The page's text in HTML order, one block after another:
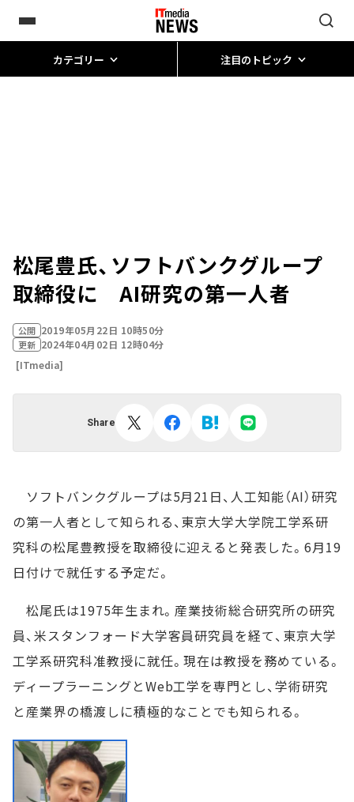
カテゴリー 注目のトピック
松尾豊氏、ソフトバンクグループ
取締役に AI研究の第一人者
公開 2019年05月22日 10時50分
更新 2024年04月02日 12時04分
[ITmedia]
Share
ソフトバンクグループは5月21日、人工知能（AI）研究
の第一人者として知られる、東京大学大学院工学系研
究科の松尾豊教授を取締役に迎えると発表した。6月19
日付けで就任する予定だ。
松尾氏は1975年生まれ。産業技術総合研究所の研究
員、米スタンフォード大学客員研究員を経て、東京大学
工学系研究科准教授に就任。現在は教授を務めている。
ディープラーニングとWeb工学を専門とし、学術研究
と産業界の橋渡しに積極的なことでも知られる。